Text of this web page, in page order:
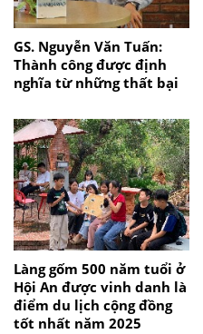
GS. Nguyễn Văn Tuấn:
Thành công được định
nghĩa từ những thất bại
Làng gốm 500 năm tuổi ở
Hội An được vinh danh là
điểm du lịch cộng đồng
tốt nhất năm 2025